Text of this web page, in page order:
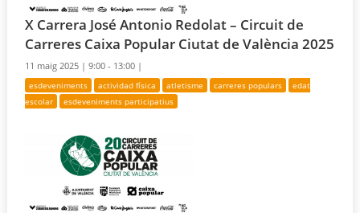
X Carrera José Antonio Redolat – Circuit de
Carreres Caixa Popular Ciutat de València 2025
11 maig 2025 |9:00 - 13:00 |
esdeveniments actividad física atletisme carreres populars
edat
escolar
esdeveniments participatius